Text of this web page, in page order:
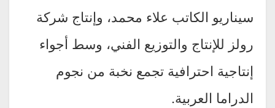
سيناريو الكاتب علاء محمد، وإنتاج شركة
رولز للإنتاج والتوزيع الفني، وسط أجواء
إنتاجية احترافية تجمع نخبة من نجوم
الدراما العربية.